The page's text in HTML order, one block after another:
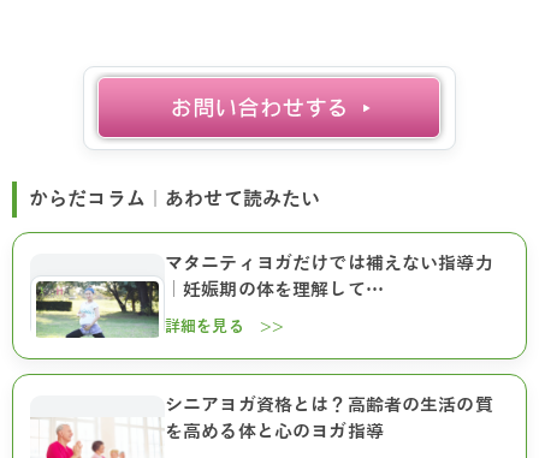
からだコラム｜あわせて読みたい
マタニティヨガだけでは補えない指導力
｜妊娠期の体を理解して…
詳細を見る >>
シニアヨガ資格とは？高齢者の生活の質
を高める体と心のヨガ指導